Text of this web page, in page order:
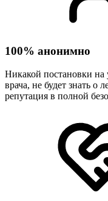
100% анонимно
Никакой постановки на
врача, не будет знать о
репутация в полной